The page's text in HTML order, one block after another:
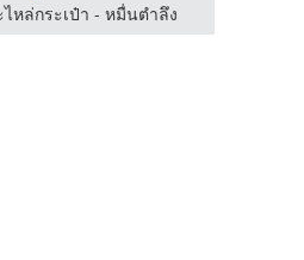
หล่กระเป๋า - หมื่นตำลึง